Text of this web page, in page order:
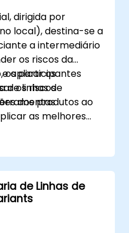
dirigida por
local), destina-se a
a intermediário
os riscos da
aplicar os
de linhas de
os participantes
os riscos
dos produtos ao
as melhores
chave da
Modelar a
produtos, com ou
um processo
da variabilidade
E avaliar os
de Linhas de